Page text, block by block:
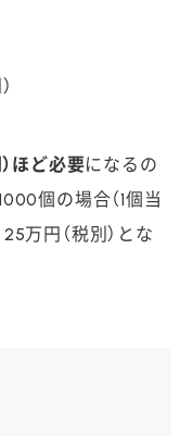
ほど必要になるの
個の場合（1個当
万円（税別）とな